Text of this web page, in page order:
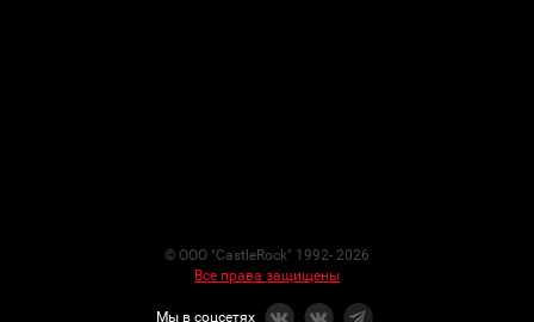
© ООО "CastleRock" 1992- 2026
Все права защищены
Мы в соцсетях